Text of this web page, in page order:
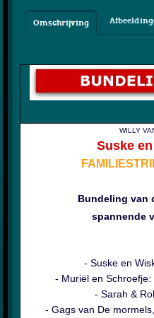
Omschrijving
WILLY
Suske
Bundelingvan
spannende
- Suske en
- Muriël en
- Sarah &
- Gags van De